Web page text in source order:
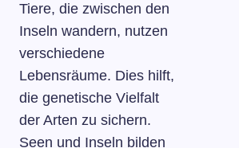
Tiere, die zwischen den
Inseln wandern, nutzen
verschiedene
Lebensräume. Dies hilft,
die genetische Vielfalt
der Arten zu sichern.
Seen und Inseln bilden